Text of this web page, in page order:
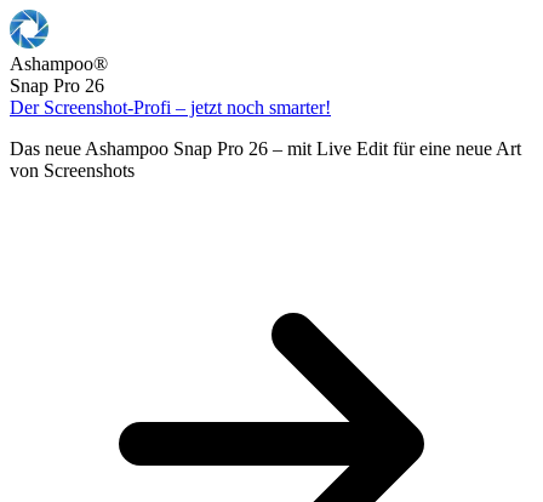
Ashampoo®
Snap Pro 26
Der Screenshot-Profi – jetzt noch smarter!
Das neue Ashampoo Snap Pro 26 – mit Live Edit für eine neue Art
von Screenshots